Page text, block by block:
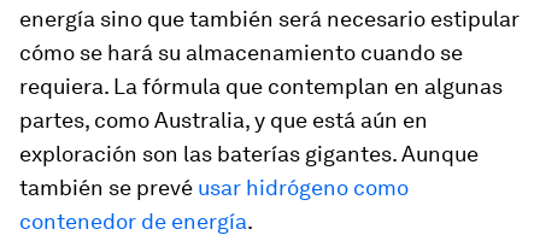
energía sino que también será necesario estipular
cómo se hará su almacenamiento cuando se
requiera. La fórmula que contemplan en algunas
partes, como Australia, y que está aún en
exploración son las baterías gigantes. Aunque
también se prevé usar hidrógeno como
contenedor de energía.